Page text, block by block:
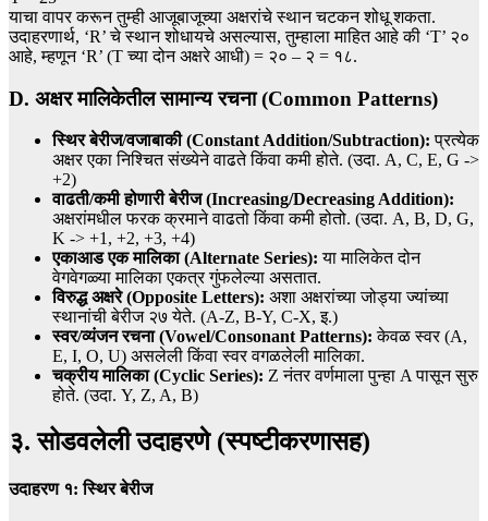
याचा वापर करून तुम्ही आजूबाजूच्या अक्षरांचे स्थान चटकन शोधू शकता.
उदाहरणार्थ, ‘R’ चे स्थान शोधायचे असल्यास, तुम्हाला माहित आहे की ‘T’ २०
आहे, म्हणून ‘R’ (T च्या दोन अक्षरे आधी) = २० – २ = १८.
D. अक्षर मालिकेतील सामान्य रचना (Common Patterns)
स्थिर बेरीज/वजाबाकी (Constant Addition/Subtraction): प्रत्येक
अक्षर एका निश्चित संख्येने वाढते किंवा कमी होते. (उदा. A, C, E, G ->
+2)
वाढती/कमी होणारी बेरीज (Increasing/Decreasing Addition):
अक्षरांमधील फरक क्रमाने वाढतो किंवा कमी होतो. (उदा. A, B, D, G,
K -> +1, +2, +3, +4)
एकाआड एक मालिका (Alternate Series): या मालिकेत दोन
वेगवेगळ्या मालिका एकत्र गुंफलेल्या असतात.
विरुद्ध अक्षरे (Opposite Letters): अशा अक्षरांच्या जोड्या ज्यांच्या
स्थानांची बेरीज २७ येते. (A-Z, B-Y, C-X, इ.)
स्वर/व्यंजन रचना (Vowel/Consonant Patterns): केवळ स्वर (A,
E, I, O, U) असलेली किंवा स्वर वगळलेली मालिका.
चक्रीय मालिका (Cyclic Series): Z नंतर वर्णमाला पुन्हा A पासून सुरु
होते. (उदा. Y, Z, A, B)
३. सोडवलेली उदाहरणे (स्पष्टीकरणासह)
उदाहरण १: स्थिर बेरीज